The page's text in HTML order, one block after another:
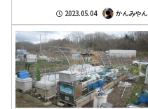
に戻る訳ですが、自然や生物に深い関...
2023.05.04 かんみやん